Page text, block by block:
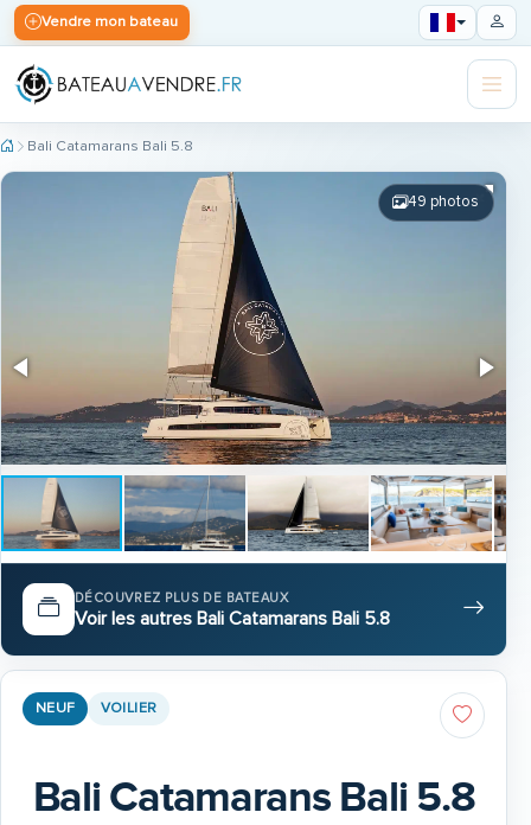
Vendre mon bateau
Bali Catamarans Bali 5.8
49 photos
DÉCOUVREZ PLUS DE BATEAUX
Voir les autres Bali Catamarans Bali 5.8
NEUF VOILIER
Bali Catamarans Bali 5.8